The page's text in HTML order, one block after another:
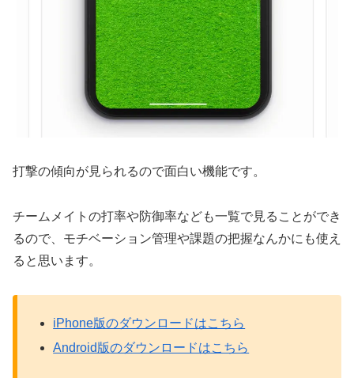
打撃の傾向が見られるので面白い機能です。
チームメイトの打率や防御率なども一覧で見ることができ
るので、モチベーション管理や課題の把握なんかにも使え
ると思います。
iPhone版のダウンロードはこちら
Android版のダウンロードはこちら